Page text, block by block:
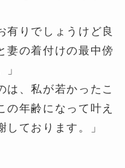
有りでしょうけど良
妻の着付けの最中傍
は、私が若かったこ
の年齢になって叶え
ております。」